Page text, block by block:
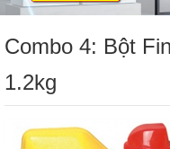
Combo 4: Bột
1.2kg